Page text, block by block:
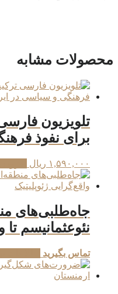
محصولات مشابه
تلویزیون
برای نفوذ
۱,۵۹۰,۰۰۰ ریال
جاه‌طلبی‌های
نئوعثمانیسم تا
تماس بگیرید